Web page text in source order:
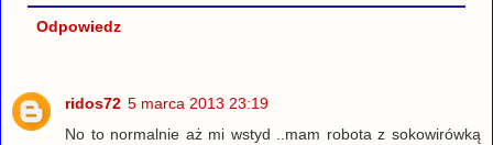
Odpowiedz
ridos72 5 marca 2013 23:19
No to normalnie aż mi wstyd ..mam robota z sokowirówką